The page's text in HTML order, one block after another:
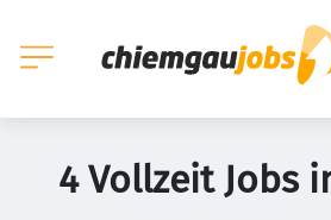
4 Vollzeit Jobs